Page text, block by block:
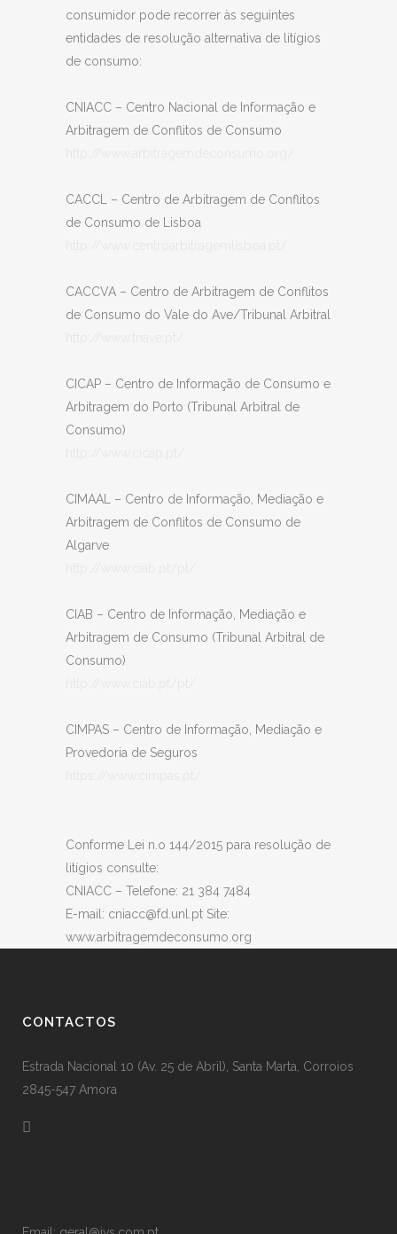
consumidor pode recorrer às seguintes
entidades de resolução alternativa de litígios
de consumo:
CNIACC – Centro Nacional de Informação e
Arbitragem de Conflitos de Consumo
CACCL – Centro de Arbitragem de Conflitos
de Consumo de Lisboa
CACCVA – Centro de Arbitragem de Conflitos
de Consumo do Vale do Ave/Tribunal Arbitral
CICAP – Centro de Informação de Consumo e
Arbitragem do Porto (Tribunal Arbitral de
Consumo)
CIMAAL – Centro de Informação, Mediação e
Arbitragem de Conflitos de Consumo de
Algarve
CIAB – Centro de Informação, Mediação e
Arbitragem de Consumo (Tribunal Arbitral de
Consumo)
CIMPAS – Centro de Informação, Mediação e
Provedoria de Seguros
Conforme Lei n.o 144/2015 para resolução de
litígios consulte:
CNIACC – Telefone: 21 384 7484
E-mail: cniacc@fd.unl.pt Site:
www.arbitragemdeconsumo.org
CONTACTOS
Estrada Nacional 10 (Av. 25 de Abril), Santa Marta, Corroios
2845-547 Amora